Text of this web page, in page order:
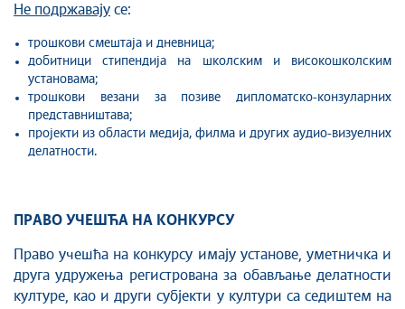
Не подржавају се:
трошкови смештаја и дневница;
добитници стипендија на школским и високошколским
установама;
трошкови везани за позиве дипломатско-конзуларних
представништава;
пројекти из области медија, филма и других аудио-визуелних
делатности.
ПРАВО УЧЕШЋА НА КОНКУРСУ
Право учешћа на конкурсу имаjу установе, уметничка и
друга удружења регистрована за обављање делатности
културе, као и други субјекти у култури са седиштем на